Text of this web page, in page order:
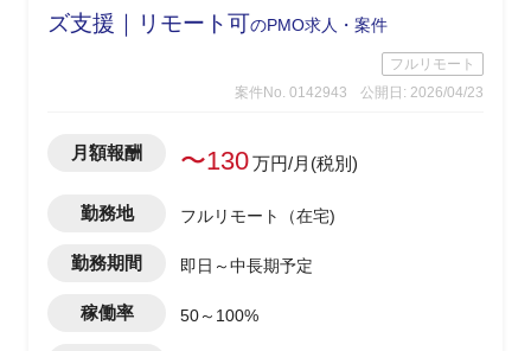
ズ支援｜リモート可のPMO求人・案件
フルリモート
案件No. 0142943
公開日: 2026/04/23
月額報酬 〜130万円/月(税別)
勤務地 フルリモート（在宅)
勤務期間 即日～中長期予定
稼働率 50～100%